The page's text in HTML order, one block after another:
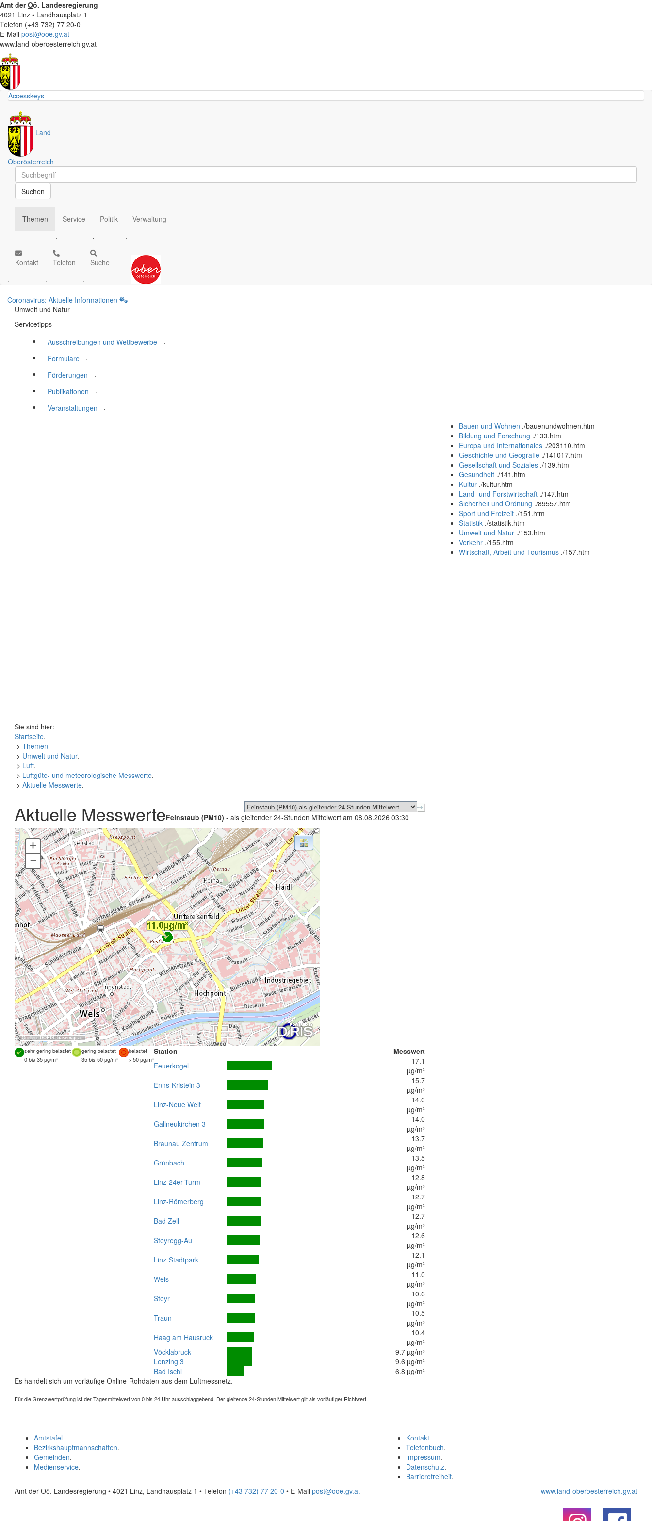
Amt derOö. Landesregierung
4021 Linz • Landhausplatz 1
Telefon (+43 732) 77 20-0
E-Mail post@ooe.gv.at
www.land-oberoesterreich.gv.at
Accesskeys
Land
Oberösterreich
Schnellsuche
Schnellsuche
Suchen
Themen
.
Service
.
Politik
.
Verwaltung
.
Kontakt
.
Telefon
.
Suche
.
Coronavirus: Aktuelle Informationen
Umwelt und Natur
Servicetipps
Ausschreibungen und Wettbewerbe
.
Formulare
.
Förderungen
.
Publikationen
.
Veranstaltungen
.
Bauen und Wohnen ./bauenundwohnen.htm
Bildung und Forschung ./133.htm
Europa und Internationales ./203110.htm
Geschichte und Geografie ./141017.htm
Gesellschaft und Soziales ./139.htm
Gesundheit ./141.htm
Kultur ./kultur.htm
Land- und Forstwirtschaft ./147.htm
Sicherheit und Ordnung ./89557.htm
Sport und Freizeit ./151.htm
Statistik ./statistik.htm
Umwelt und Natur ./153.htm
Verkehr ./155.htm
Wirtschaft, Arbeit und Tourismus ./157.htm
Sie sind hier:
Startseite.
> Themen.
> Umwelt und Natur.
> Luft.
> Luftgüte- und meteorologische Messwerte.
> Aktuelle Messwerte.
Aktuelle MesswerteFeinstaub (PM10) - als gleitender 24-Stunden Mittelwert am 08.08.2026 03:30
Quellen: DORIS, basemap.at
+
–
sehr gering belastet gering belastet
belastet
0 bis 35 µg/m³
35 bis 50 µg/m³ > 50 µg/m³
Station
Messwert
Feuerkogel
17.1
µg/m³
Enns-Kristein 3
15.7
µg/m³
Linz-Neue Welt
14.0
µg/m³
Gallneukirchen 3
14.0
µg/m³
Braunau Zentrum
13.7
µg/m³
Grünbach
13.5
µg/m³
Linz-24er-Turm
12.8
µg/m³
Linz-Römerberg
12.7
µg/m³
Bad Zell
12.7
µg/m³
Steyregg-Au
12.6
µg/m³
Linz-Stadtpark
12.1
µg/m³
Wels
11.0
µg/m³
Steyr
10.6
µg/m³
Traun
10.5
µg/m³
Haag am Hausruck
10.4
µg/m³
Vöcklabruck
9.7 µg/m³
Lenzing 3
9.6 µg/m³
Bad Ischl
6.8 µg/m³
Es handelt sich um vorläufige Online-Rohdaten aus dem Luftmessnetz.
Für die Grenzwertprüfung ist der Tagesmittelwert von 0 bis 24 Uhr ausschlaggebend. Der gleitende 24-Stunden Mittelwert gilt als vorläufiger Richtwert.
Kontakt.
Telefonbuch.
Impressum.
Datenschutz.
Barrierefreiheit.
Amtstafel.
Bezirkshauptmannschaften.
Gemeinden.
Medienservice.
Amt der Oö. Landesregierung • 4021 Linz, Landhausplatz 1 • Telefon (+43 732) 77 20-0 • E-Mail post@ooe.gv.at www.land-oberoesterreich.gv.at